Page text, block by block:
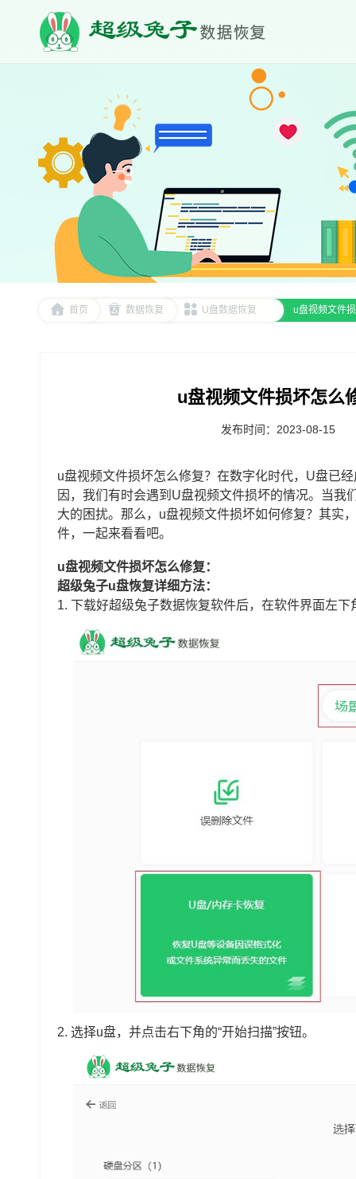
首页 数据恢复 U盘数据恢复 u盘视频文件
u盘视频文件损坏怎么
发布时间：2023-08-15
u盘视频文件损坏怎么修复？在数字化时代，U盘已
因，我们有时会遇到U盘视频文件损坏的情况。当
大的困扰。那么，u盘视频文件损坏如何修复？其实
件，一起来看看吧。
u盘视频文件损坏怎么修复：
超级兔子u盘恢复详细方法：
1. 下载好超级兔子数据恢复软件后，在软件界面左下
2. 选择u盘，并点击右下角的“开始扫描”按钮。